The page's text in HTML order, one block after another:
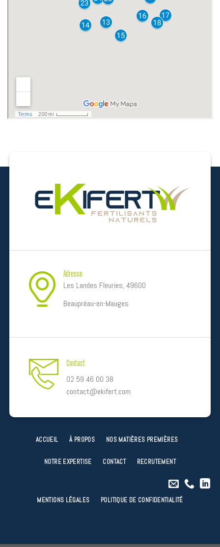
Adresse
Les Landes Fleuries, 49600
Beaupréau-en-Mauges
Contact
02 59 46 00 38
contact@ekifert.com
ACCUEIL À PROPOS NOS MATIÈRES PREMIÈRES
NOTRE EXPERTISE CONTACT RECRUTEMENT
MENTIONS LÉGALES POLITIQUE DE CONFIDENTIALITÉ